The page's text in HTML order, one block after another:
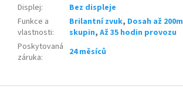
Displej:
Bez displeje
Funkce a
vlastnosti:
Brilantní zvuk, Dosah až 200m
skupin, Až 35 hodin provozu
Poskytovaná
záruka: 24 měsíců